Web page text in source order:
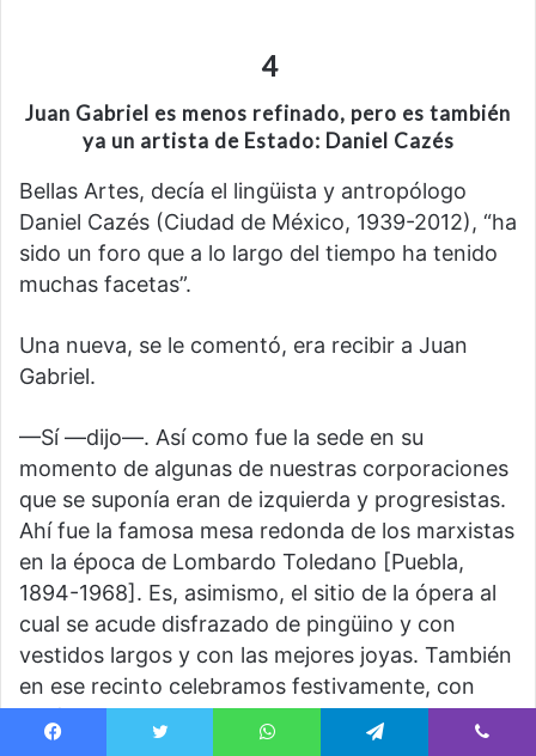
4
Juan Gabriel es menos refinado, pero es también
ya un artista de Estado: Daniel Cazés
Bellas Artes, decía el lingüista y antropólogo
Daniel Cazés (Ciudad de México, 1939-2012), “ha
sido un foro que a lo largo del tiempo ha tenido
muchas facetas”.
Una nueva, se le comentó, era recibir a Juan
Gabriel.
—Sí —dijo—. Así como fue la sede en su
momento de algunas de nuestras corporaciones
que se suponía eran de izquierda y progresistas.
Ahí fue la famosa mesa redonda de los marxistas
en la época de Lombardo Toledano [Puebla,
1894-1968]. Es, asimismo, el sitio de la ópera al
cual se acude disfrazado de pingüino y con
vestidos largos y con las mejores joyas. También
en ese recinto celebramos festivamente, con
espíritu secularizador, el centenario de la muerte
de Marx. Bellas Artes es muchas cosas. De ahí